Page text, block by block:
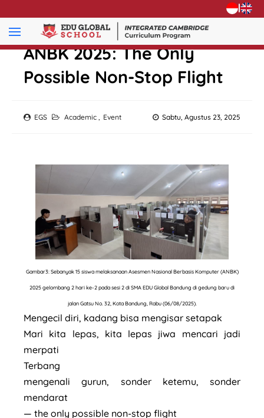
|
ANBK 2025: The Only
Possible Non-Stop Flight
EGS Sabtu, Agustus 23, 2025
Academic , Event
Gambar3: Sebanyak 15 siswa melaksanaan Asesmen Nasional Berbasis Komputer (ANBK)
2025 gelombang 2 hari ke-2 pada sesi 2 di SMA EDU Global Bandung di gedung baru di
jalan Gatsu No. 32, Kota Bandung, Rabu (06/08/2025).
Mengecil diri, kadang bisa mengisar setapak
Mari kita lepas, kita lepas jiwa mencari jadi
merpati
Terbang
mengenali gurun, sonder ketemu, sonder
mendarat
— the only possible non-stop flight